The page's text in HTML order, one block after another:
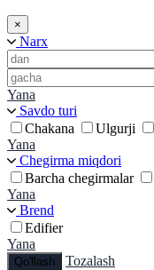
×
Narx
Yana
Savdo turi
Chakana
Ulgurji
Yana
Chegirma miqdori
Barcha chegirmalar
Yana
Brend
Edifier
Yana
Qo'llash Tozalash